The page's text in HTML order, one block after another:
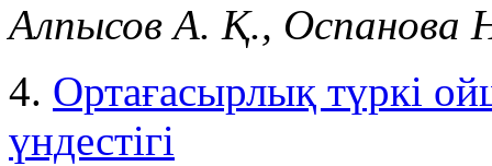
Алпысов А. Қ., Оспанова
4. Ортағасырлық түркі
үндестігі